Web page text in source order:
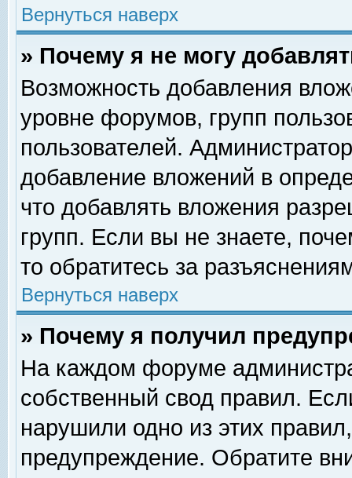
Вернуться наверх
» Почему я не могу
Возможность добавления
уровне форумов, групп
пользователей.
добавление вложений в
что добавлять вложения
групп. Если вы не знаете,
то обратитесь за
Вернуться наверх
» Почему я получил
На каждом форуме
собственный свод правил.
нарушили одно из этих
предупреждение. Обратите